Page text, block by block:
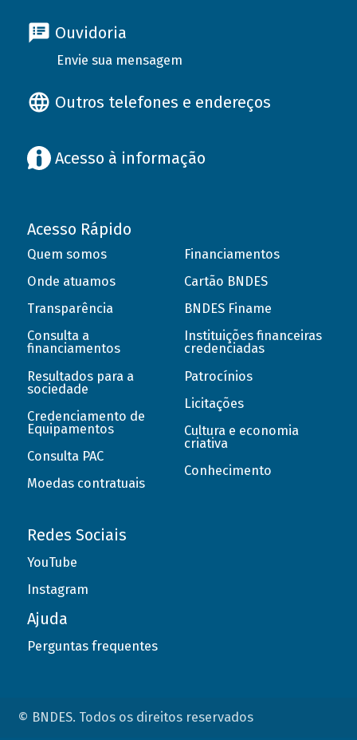
Ouvidoria
Envie sua mensagem
Outros telefones e endereços
Acesso à informação
Acesso Rápido
Quem somos
Onde atuamos
Transparência
Consulta a
financiamentos
Resultados para a
sociedade
Credenciamento de
Equipamentos
Consulta PAC
Moedas contratuais
Financiamentos
Cartão BNDES
BNDES Finame
Instituições financeiras
credenciadas
Patrocínios
Licitações
Cultura e economia
criativa
Conhecimento
Redes Sociais
YouTube
Instagram
Ajuda
Perguntas frequentes
© BNDES. Todos os direitos reservados